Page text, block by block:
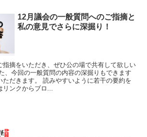
12月議会の一般質問へのご指摘と
私の意見でさらに深掘り！
指摘をいただき、ぜひ公の場で共有して欲しい
、今回の一般質問の内容の深掘りもできます
ただきます。 読みやすいように若干の要約を
リンクからブロ...